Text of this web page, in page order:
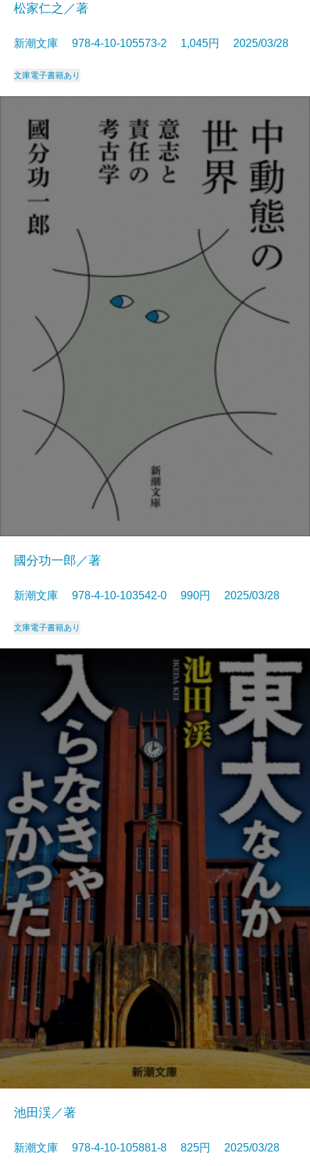
松家仁之／著
新潮文庫 978-4-10-105573-2 1,045円 2025/03/28
文庫電子書籍あり
國分功一郎／著
新潮文庫 978-4-10-103542-0 990円 2025/03/28
文庫電子書籍あり
池田渓／著
新潮文庫 978-4-10-105881-8 825円 2025/03/28